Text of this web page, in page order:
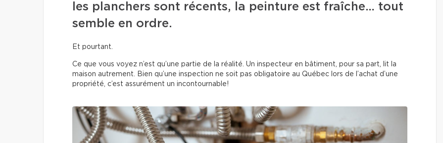
les planchers sont récents, la peinture est fraîche… tout
semble en ordre.
Et pourtant.
Ce que vous voyez n’est qu’une partie de la réalité. Un inspecteur en bâtiment, pour sa part, lit la
maison autrement. Bien qu’une inspection ne soit pas obligatoire au Québec lors de l’achat d’une
propriété, c’est assurément un incontournable!